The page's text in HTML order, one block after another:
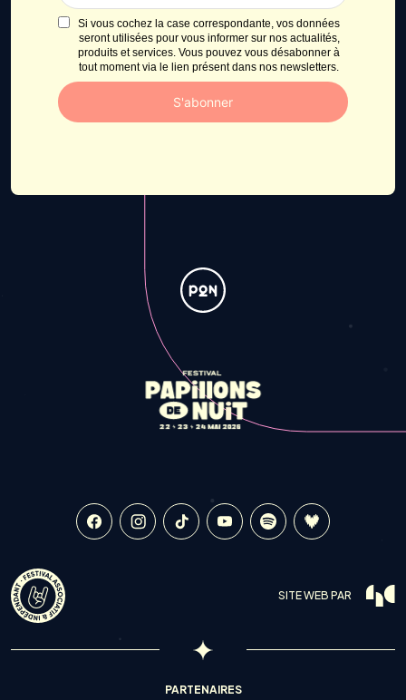
Si vous cochez la case correspondante, vos données
seront utilisées pour vous informer sur nos actualités,
produits et services. Vous pouvez vous désabonner à
tout moment via le lien présent dans nos newsletters.
S'abonner
SITE WEB PAR
PARTENAIRES